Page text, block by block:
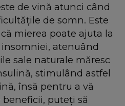
de vină atunci când
de somn. Este
mierea poate ajuta la
atenuând
sale naturale măresc
stimulând astfel
însă pentru a vă
puteți să